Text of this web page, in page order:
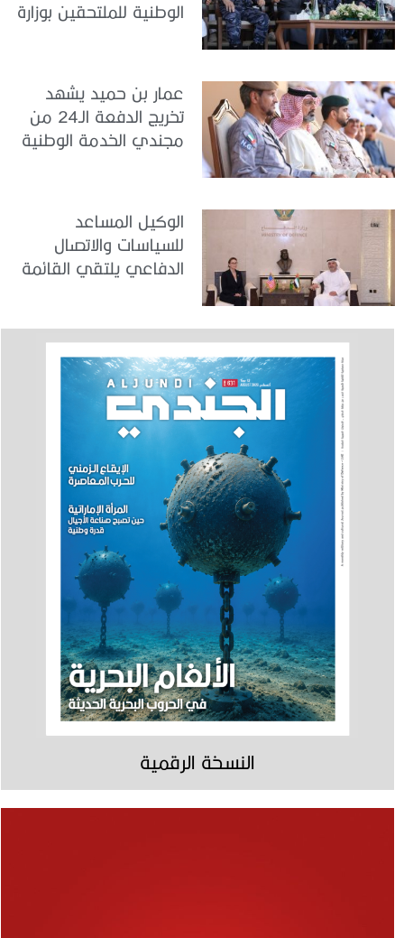
الوطنية للملتحقين بوزارة
عمار بن حميد يشهد
تخريج الدفعة الـ24 من
مجندي الخدمة الوطنية
الوكيل المساعد
للسياسات والاتصال
الدفاعي يلتقي القائمة
النسخة الرقمية